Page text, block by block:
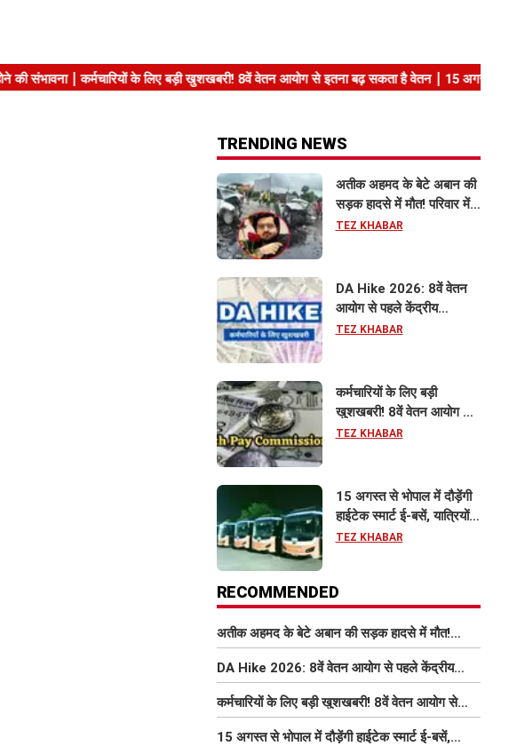
TRENDING NEWS
अतीक अहमद के बेटे अबान की
सड़क हादसे में मौत! परिवार में
मातम, भाई एहजाम ने क्या कहा?
TEZ KHABAR
DA Hike 2026: 8वें वेतन
आयोग से पहले केंद्रीय
कर्मचारियों को बड़ी राहत, महंगाई
TEZ KHABAR
कर्मचारियों के लिए बड़ी
खुशखबरी! 8वें वेतन आयोग से
इतना बढ़ सकता है वेतन
TEZ KHABAR
15 अगस्त से भोपाल में दौड़ेंगी
हाईटेक स्मार्ट ई-बसें, यात्रियों
को मिलेंगी फ्री Wi-Fi समेत
TEZ KHABAR
RECOMMENDED
अतीक अहमद के बेटे अबान की सड़क हादसे में मौत!
परिवार में मातम, भाई एहजाम ने क्या कहा? जानिए पूरा
मामला
DA Hike 2026: 8वें वेतन आयोग से पहले केंद्रीय
कर्मचारियों को बड़ी राहत, महंगाई भत्ता 63% होने की
संभावना
कर्मचारियों के लिए बड़ी खुशखबरी! 8वें वेतन आयोग से
इतना बढ़ सकता है वेतन
15 अगस्त से भोपाल में दौड़ेंगी हाईटेक स्मार्ट ई-बसें,